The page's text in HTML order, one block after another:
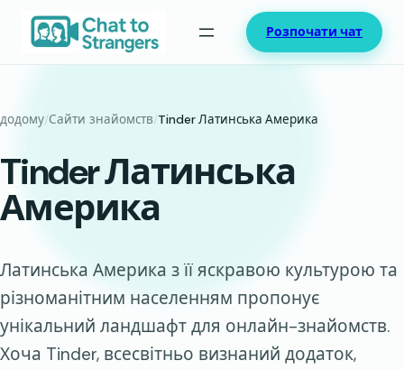
Перейти
Розпочати чат
додому/Сайти знайомств/Tinder Латинська Америка
Tinder Латинська
Америка
Латинська Америка з її яскравою культурою та
різноманітним населенням пропонує
унікальний ландшафт для онлайн-знайомств.
Хоча Tinder, всесвітньо визнаний додаток,